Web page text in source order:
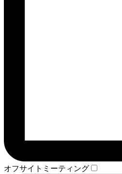
オフサイトミーティング